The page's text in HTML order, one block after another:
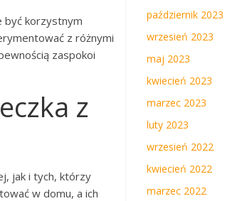
być korzystnym
z różnymi
zaspokoi
z
jak i tych, którzy
w domu, a ich
październik 2023
wrzesień 2023
maj 2023
kwiecień 2023
marzec 2023
luty 2023
wrzesień 2022
kwiecień 2022
marzec 2022